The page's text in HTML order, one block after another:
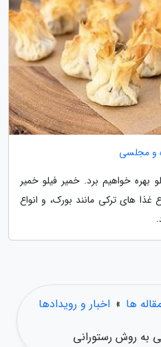
و مجلسی
بهره خواهیم برد. خمیر فیلو خمیر
غذا های ترکی مانند بورک، و انواع
ها » اخبار و رویدادها
به روش رستورانی